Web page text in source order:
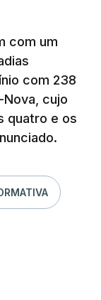
com um
com 238
cujo
quatro e os